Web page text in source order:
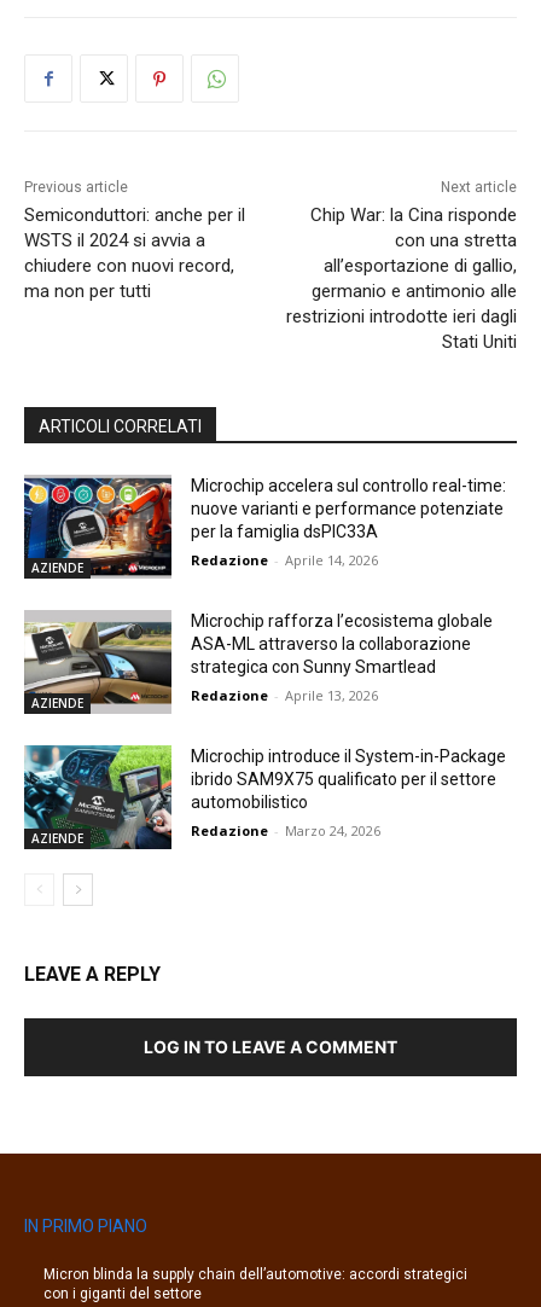
Previous article
Semiconduttori: anche per il
WSTS il 2024 si avvia a
chiudere con nuovi record,
ma non per tutti
Next article
Chip War: la Cina risponde
con una stretta
all’esportazione di gallio,
germanio e antimonio alle
restrizioni introdotte ieri dagli
Stati Uniti
ARTICOLI CORRELATI
AZIENDE
Microchip accelera sul controllo real-time:
nuove varianti e performance potenziate
per la famiglia dsPIC33A
Redazione - Aprile 14, 2026
AZIENDE
Microchip rafforza l’ecosistema globale
ASA-ML attraverso la collaborazione
strategica con Sunny Smartlead
Redazione - Aprile 13, 2026
AZIENDE
Microchip introduce il System-in-Package
ibrido SAM9X75 qualificato per il settore
automobilistico
Redazione - Marzo 24, 2026
LEAVE A REPLY
LOG IN TO LEAVE A COMMENT
IN PRIMO PIANO
Micron blinda la supply chain dell’automotive: accordi strategici
con i giganti del settore